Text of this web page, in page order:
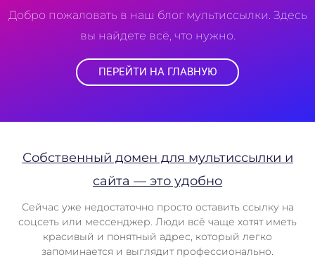
Добро пожаловать в наш блог мультиссылки. Здесь
вы найдете всё, что нужно.
ПЕРЕЙТИ НА ГЛАВНУЮ
Собственный домен для мультиссылки и
сайта — это удобно
Сейчас уже недостаточно просто оставить ссылку на
соцсеть или мессенджер. Люди всё чаще хотят иметь
красивый и понятный адрес, который легко
запоминается и выглядит профессионально.